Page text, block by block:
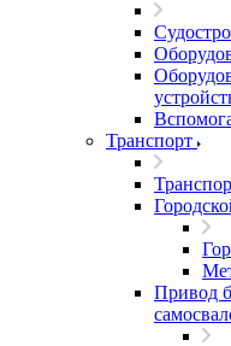
Транспорт
Привод